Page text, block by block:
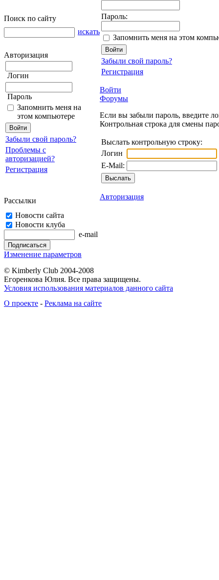
Поиск по сайту
искать
Авторизация
Логин
Пароль
Запомнить меня на
этом компьютере
Забыли свой пароль?
Проблемы с
авторизацией?
Регистрация
Рассылки
Новости сайта
Новости клуба
e-mail
Изменение параметров
Пароль:
Запомнить меня на этом
Забыли свой пароль?
Регистрация
Войти
Форумы
Если вы забыли пароль, введите
Контрольная строка для смены
Выслать контрольную строку:
Логин
E-Mail:
Авторизация
© Kimberly Club 2004-2008
Егоренкова Юлия. Все права защищены.
Условия использования материалов данного сайта
О проекте - Реклама на сайте